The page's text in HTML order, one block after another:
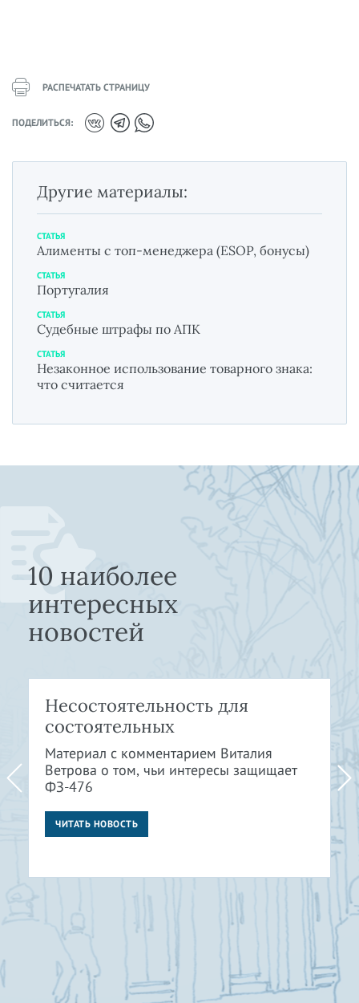
РАСПЕЧАТАТЬ СТРАНИЦУ
ПОДЕЛИТЬСЯ:
Другие материалы:
СТАТЬЯ
Алименты с топ-менеджера (ESOP, бонусы)
СТАТЬЯ
Португалия
СТАТЬЯ
Судебные штрафы по АПК
СТАТЬЯ
Незаконное использование товарного знака:
что считается
10 наиболее
интересных
новостей
Несостоятельность для
состоятельных
Материал с комментарием Виталия
Ветрова о том, чьи интересы защищает
ФЗ-476
ЧИТАТЬ НОВОСТЬ